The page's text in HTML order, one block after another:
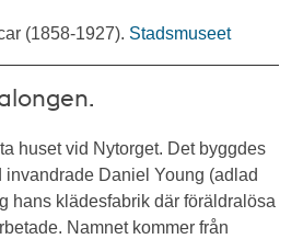
(1858-1927). Stadsmuseet
huset vid Nytorget. Det byggdes
invandrade Daniel Young (adlad
hans klädesfabrik där föräldralösa
Namnet kommer från